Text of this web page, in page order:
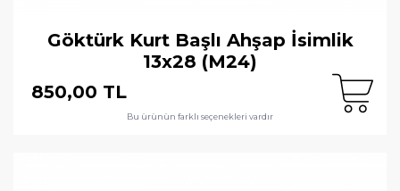
Göktürk Kurt Başlı Ahşap İsimlik
13x28 (M24)
850,00 TL
Bu ürünün farklı seçenekleri vardır